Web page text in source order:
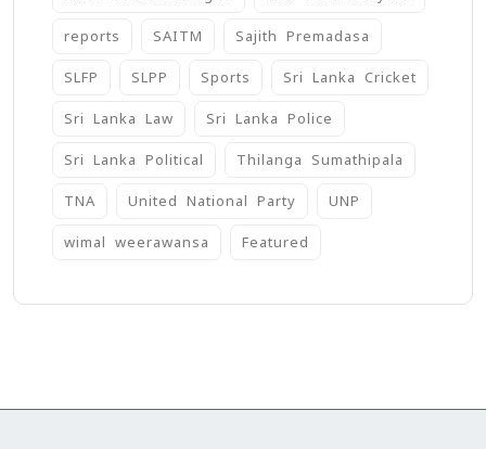
reports SAITM Sajith Premadasa
SLFP SLPP Sports Sri Lanka Cricket
Sri Lanka Law Sri Lanka Police
Sri Lanka Political Thilanga Sumathipala
TNA United National Party UNP
wimal weerawansa ‍Featured